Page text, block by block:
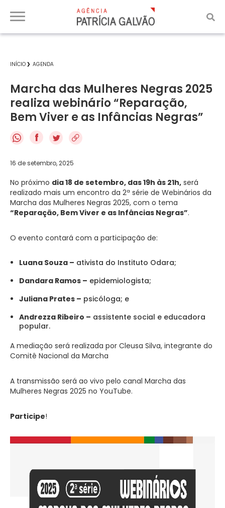
INÍCIO AGENDA
Marcha das Mulheres Negras 2025
realiza webinário “Reparação,
Bem Viver e as Infâncias Negras”
f
16 de setembro, 2025
No próximo dia 18 de setembro, das 19h às 21h, será
realizado mais um encontro da 2ª série de Webinários da
Marcha das Mulheres Negras 2025, com o tema
“Reparação, Bem Viver e as Infâncias Negras”.
O evento contará com a participação de:
Luana Souza – ativista do Instituto Odara;
Dandara Ramos – epidemiologista;
Juliana Prates – psicóloga; e
Andrezza Ribeiro – assistente social e educadora
popular.
A mediação será realizada por Cleusa Silva, integrante do
Comitê Nacional da Marcha
A transmissão será ao vivo pelo canal Marcha das
Mulheres Negras 2025 no YouTube.
Participe!